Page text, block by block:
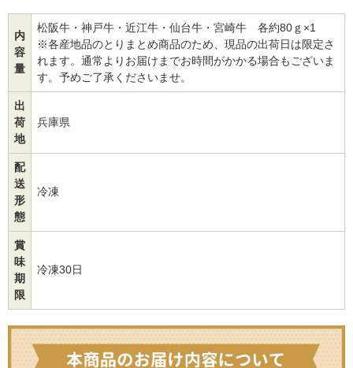
内
容
量
松阪牛・神戸牛・近江牛・仙台牛・宮崎牛 各約80ｇ×1
※各産地品のとりまとめ商品のため、現品の出荷日は限定さ
れます。通常よりお届けまでお時間がかかる場合もございま
す。予めご了承くださいませ。
出
荷
地
兵庫県
配
送
形
態
冷凍
賞
味
期
限
冷凍30日